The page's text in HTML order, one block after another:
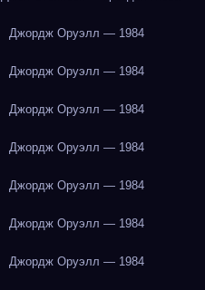
Джордж Оруэлл — 1984
Джордж Оруэлл — 1984
Джордж Оруэлл — 1984
Джордж Оруэлл — 1984
Джордж Оруэлл — 1984
Джордж Оруэлл — 1984
Джордж Оруэлл — 1984